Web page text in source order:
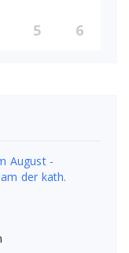
5 6
August -
der kath.